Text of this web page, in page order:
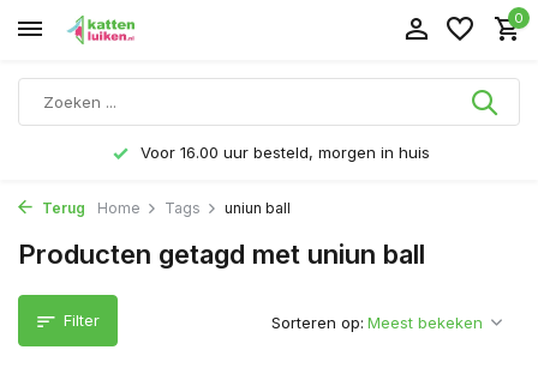
0
Voor 16.00 uur besteld, morgen in huis
Terug Home Tags uniun ball
Producten getagd met uniun ball
Filter Sorteren op: